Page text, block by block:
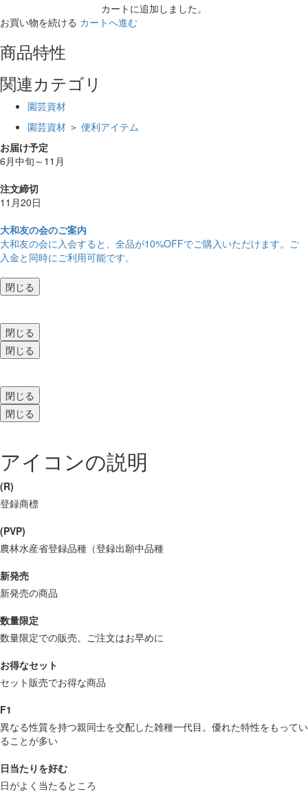
カートに追加しました。
お買い物を続ける カートへ進む
商品特性
関連カテゴリ
園芸資材
園芸資材 ＞ 便利アイテム
お届け予定
6月中旬～11月
注文締切
11月20日
大和友の会のご案内
大和友の会に入会すると、 全品が10%OFFでご購入いただけます。ご
入金と同時にご利用可能です。
閉じる
閉じる
閉じる
閉じる
閉じる
アイコンの説明
(R)
登録商標
(PVP)
農林水産省登録品種（登録出願中品種
新発売
新発売の商品
数量限定
数量限定での販売。ご注文はお早めに
お得なセット
セット販売でお得な商品
F1
異なる性質を持つ親同士を交配した雑種一代目。優れた特性をもってい
ることが多い
日当たりを好む
日がよく当たるところ